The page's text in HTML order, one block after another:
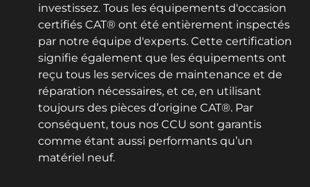
investissez. Tous les équipements d'occasion
certifiés CAT® ont été entièrement inspectés
par notre équipe d'experts. Cette certification
signifie également que les équipements ont
reçu tous les services de maintenance et de
réparation nécessaires, et ce, en utilisant
toujours des pièces d’origine CAT®. Par
conséquent, tous nos CCU sont garantis
comme étant aussi performants qu’un
matériel neuf.